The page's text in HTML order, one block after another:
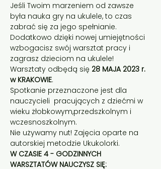
Jeśli Twoim marzeniem od zawsze
była nauka gry na ukulele, to czas
zabrać się za jego spełnianie.
Dodatkowo dzięki nowej umiejętności
wzbogacisz swój warsztat pracy i
zagrasz dzieciom na ukulele!
Warsztaty odbędą się 28 MAJA 2023 r.
w KRAKOWIE.
Spotkanie przeznaczone jest dla
nauczycieli  pracujących z dziećmi w
wieku żłobkowym,przedszkolnym i
wczesnoszkolnym.
Nie używamy nut! Zajęcia oparte na
autorskiej metodzie Ukukolorki.
W CZASIE 4 - GODZINNYCH
WARSZTATÓW NAUCZYSZ SIĘ: